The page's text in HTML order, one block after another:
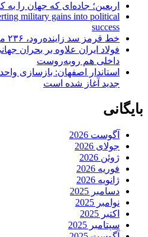
اربعین؛ جاده‌ای که جهان را به
military gains into political
success
خط قرمز سد زاینده‌رود، ۲۳۶ میلیون مترمکعب است
فولاد ایران علاوه بر بحران
داخلی هم روبه‌روست
استاندار اصفهان: بازسازی
جدید آغاز شده است
بایگانی
آگوست 2026
جولای 2026
ژوئن 2026
فوریه 2026
ژانویه 2026
دسامبر 2025
نوامبر 2025
اکتبر 2025
سپتامبر 2025